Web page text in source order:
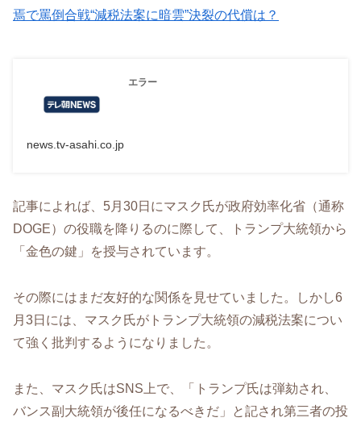
焉で罵倒合戦“減税法案に暗雲”決裂の代償は？
エラー
news.tv-asahi.co.jp
記事によれば、5月30日にマスク氏が政府効率化省（通称
DOGE）の役職を降りるのに際して、トランプ大統領から
「金色の鍵」を授与されています。
その際にはまだ友好的な関係を見せていました。しかし6
月3日には、マスク氏がトランプ大統領の減税法案につい
て強く批判するようになりました。
また、マスク氏はSNS上で、「トランプ氏は弾劾され、
バンス副大統領が後任になるべきだ」と記され第三者の投